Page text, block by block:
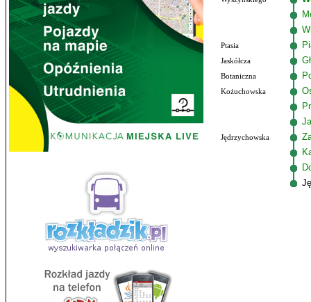
Ptasia
Jaskółcza
Botaniczna
Kożuchowska
Jędrzychowska